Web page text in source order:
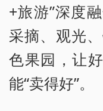
+旅游”深度
采摘、观光
色果园，让
能“卖得好”。